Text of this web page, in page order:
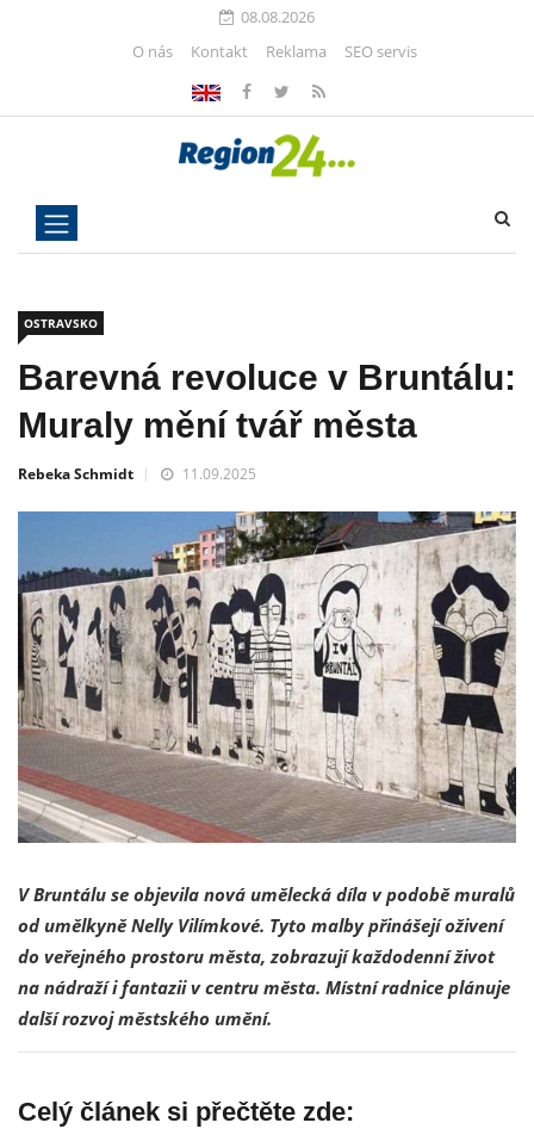
08.08.2026
O nás
Kontakt Reklama SEO servis
OSTRAVSKO
Barevná revoluce v Bruntálu:
Muraly mění tvář města
Rebeka Schmidt 11.09.2025
V Bruntálu se objevila nová umělecká díla v podobě muralů
od umělkyně Nelly Vilímkové. Tyto malby přinášejí oživení
do veřejného prostoru města, zobrazují každodenní život
na nádraží i fantazii v centru města. Místní radnice plánuje
další rozvoj městského umění.
Celý článek si přečtěte zde: